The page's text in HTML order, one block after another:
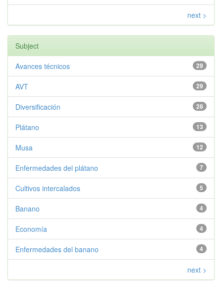
next >
Subject
29
Avances técnicos
29
AVT
28
Diversificación
13
Plátano
12
Musa
7
Enfermedades del plátano
5
Cultivos intercalados
4
Banano
4
Economía
4
Enfermedades del banano
next >